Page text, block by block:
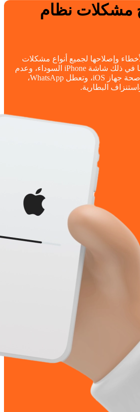
مشكلات نظام
وإصلاحها لجميع أنواع مشكلات
iPhone ونظام iOS، بما في ذلك شاشة iPhone السوداء، وعدم
التشغيل، وفحص صحة جهاز iOS، وتعطل WhatsApp،
البطارية.